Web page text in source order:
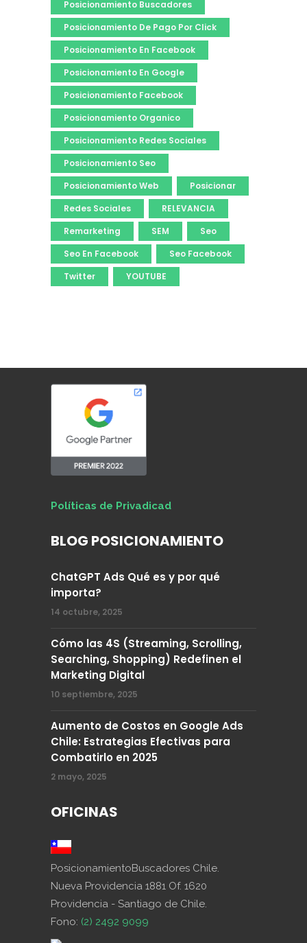
Posicionamiento Buscadores
Posicionamiento De Pago Por Click
Posicionamiento En Facebook
Posicionamiento En Google
Posicionamiento Facebook
Posicionamiento Organico
Posicionamiento Redes Sociales
Posicionamiento Seo
Posicionamiento Web
Posicionar
Redes Sociales
RELEVANCIA
Remarketing
SEM
Seo
Seo En Facebook
Seo Facebook
Twitter
YOUTUBE
Políticas de Privadicad
BLOG POSICIONAMIENTO
ChatGPT Ads Qué es y por qué
importa?
14 octubre, 2025
Cómo las 4S (Streaming, Scrolling,
Searching, Shopping) Redefinen el
Marketing Digital
10 septiembre, 2025
Aumento de Costos en Google Ads
Chile: Estrategias Efectivas para
Combatirlo en 2025
2 mayo, 2025
OFICINAS
PosicionamientoBuscadores Chile.
Nueva Providencia 1881 Of. 1620
Providencia - Santiago de Chile.
Fono: (2) 2492 9099